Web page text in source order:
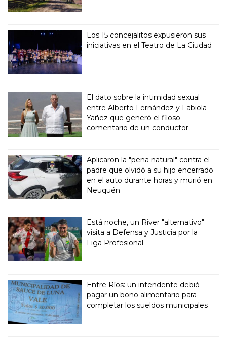
Los 15 concejalitos expusieron sus
iniciativas en el Teatro de La Ciudad
El dato sobre la intimidad sexual
entre Alberto Fernández y Fabiola
Yañez que generó el filoso
comentario de un conductor
Aplicaron la "pena natural" contra el
padre que olvidó a su hijo encerrado
en el auto durante horas y murió en
Neuquén
Está noche, un River "alternativo"
visita a Defensa y Justicia por la
Liga Profesional
Entre Ríos: un intendente debió
pagar un bono alimentario para
completar los sueldos municipales